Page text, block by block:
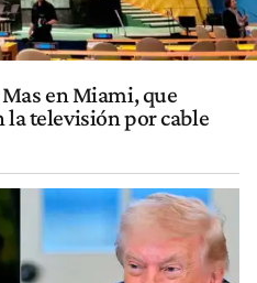
en Miami, que
la televisión por cable